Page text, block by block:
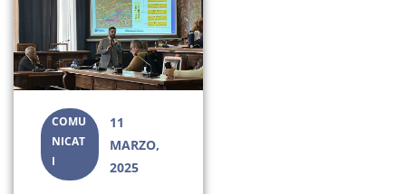
COMU
NICAT
I
11
MARZO,
2025